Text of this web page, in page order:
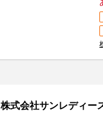
株式会社サンレディ